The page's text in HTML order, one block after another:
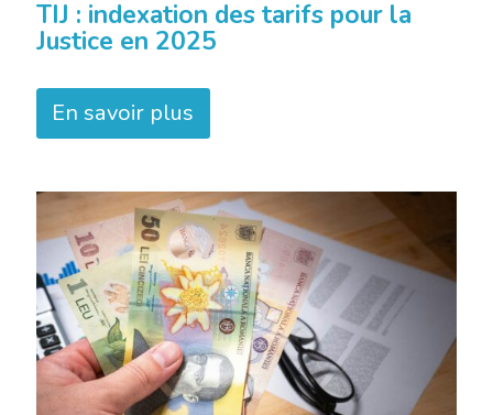
TIJ : indexation des tarifs pour la
Justice en 2025
En savoir plus